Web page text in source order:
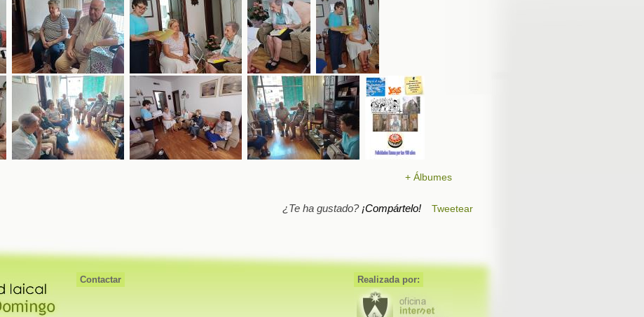
+ Álbumes
¿Te ha gustado? ¡Compártelo! Tweetear
Contactar Realizada por: